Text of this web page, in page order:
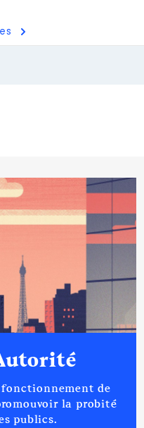
de
la probité
publics.